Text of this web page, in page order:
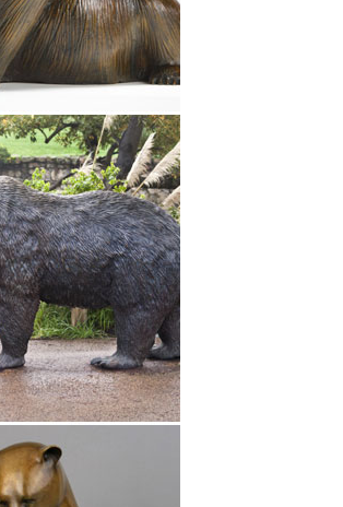
в свое время
эти статуи, однако, не
Древней Греции